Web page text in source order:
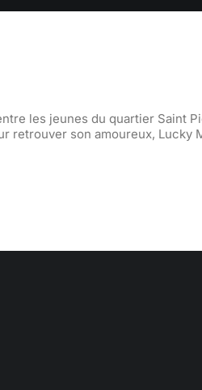
les jeunes du quartier Saint
retrouver son amoureux, Lucky